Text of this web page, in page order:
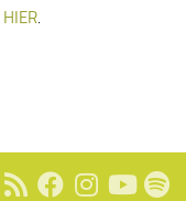
HIER.